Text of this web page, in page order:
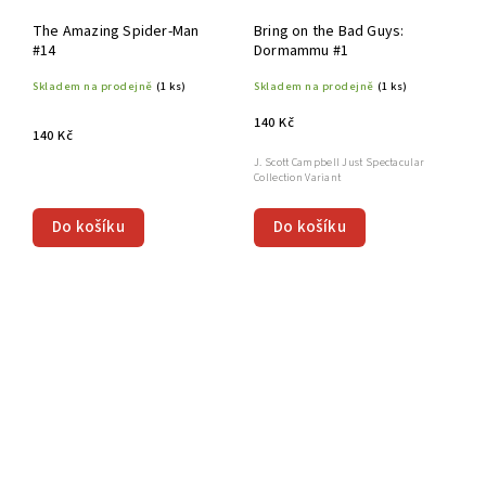
The Amazing Spider-Man
#14
Skladem na prodejně (1 ks)
140 Kč
Do košíku
Bring on the Bad Guys:
Dormammu #1
Skladem na prodejně (1 ks)
140 Kč
Do košíku
J. Scott Campbell Just Spectacular
Collection Variant